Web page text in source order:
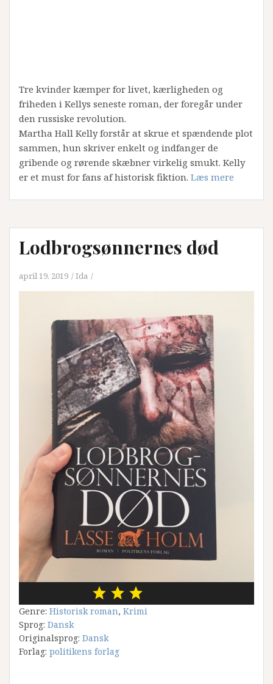
Tre kvinder kæmper for livet, kærligheden og
friheden i Kellys seneste roman, der foregår under
den russiske revolution.
Martha Hall Kelly forstår at skrue et spændende plot
sammen, hun skriver enkelt og indfanger de
gribende og rørende skæbner virkelig smukt. Kelly
er et must for fans af historisk fiktion. Læs mere
Lodbrogsønnernes død
april 19, 2019 Ida
Genre: Historisk roman, Krimi
Sprog: Dansk
Originalsprog: Dansk
Forlag: politikens forlag